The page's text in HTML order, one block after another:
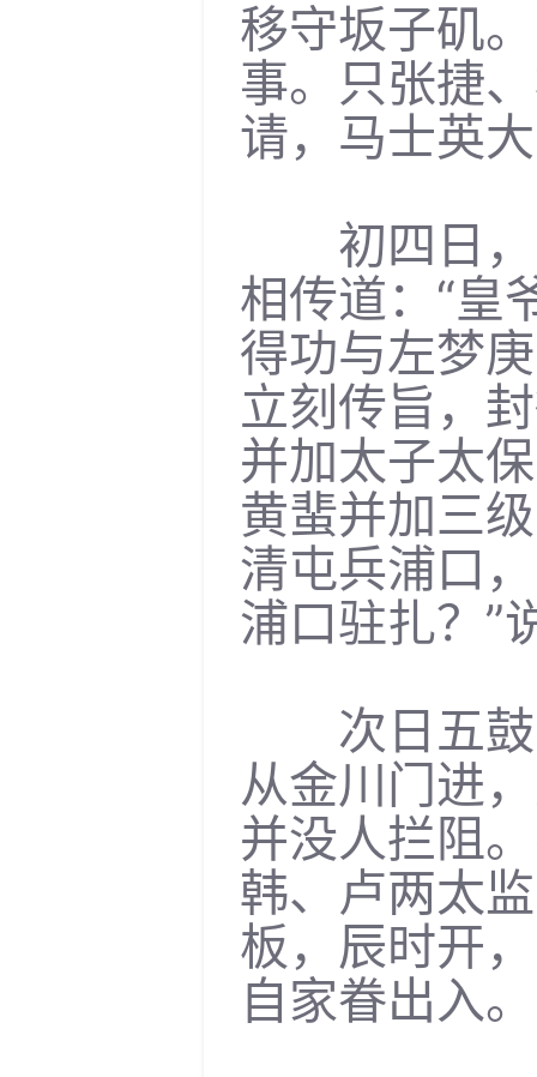
移守坂子矶
事。只张捷
请，马士英
初四日，
相传道：“皇
得功与左梦
立刻传旨，
并加太子太
黄蜚并加三
清屯兵浦口
浦口驻扎？”
次日五鼓
从金川门进
并没人拦阻
韩、卢两太
板，辰时开
自家眷出入。